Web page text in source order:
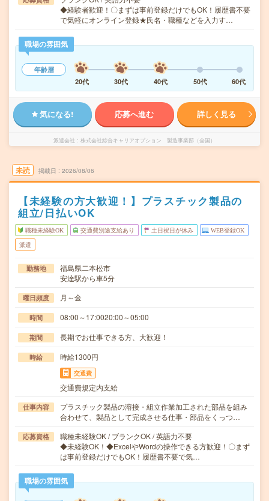
◆経験者歓迎！〇まずは事前登録だけでもOK！履歴書不要
で気軽にオンライン登録★氏名・職種などを入力す…
職場の雰囲気
年齢層
20代
30代 40代 50代 60代
気になる! 応募へ進む 詳しく見る
派遣会社 株式会社綜合キャリアオプション 製造事業部（全国）
未読 掲載日 2026/08/06
【未経験の方大歓迎！】プラスチック製品の
組立/日払いOK
職種未経験OK 交通費別途支給あり 土日祝日が休み WEB登録OK
派遣
勤務地
福島県二本松市
安達駅から車5分
曜日頻度 月～金
時間 08:00～17:0020:00～05:00
期間 長期でお仕事できる方、大歓迎！
時給 時給1300円
交通費
交通費規定内支給
仕事内容
プラスチック製品の溶接・組立作業加工された部品を組み
合わせて、製品として完成させる仕事・部品をくっつ…
応募資格
職種未経験OK / ブランクOK / 英語力不要
◆未経験OK！◆ExcelやWordの操作できる方歓迎！〇まず
は事前登録だけでもOK！履歴書不要で気…
職場の雰囲気